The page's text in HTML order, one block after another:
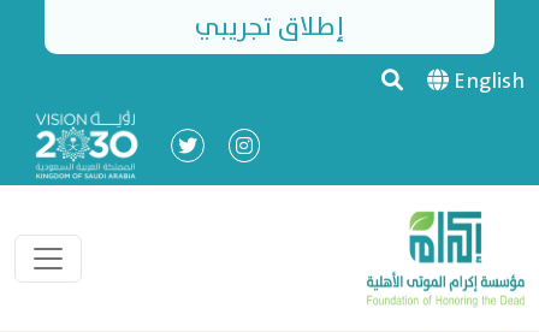
English
إطلاق تجريبي